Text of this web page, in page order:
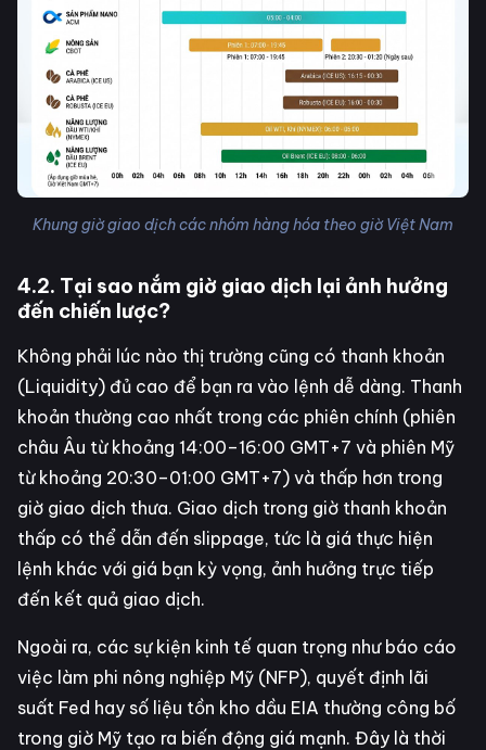
Khung giờ giao dịch các nhóm hàng hóa theo giờ Việt Nam
4.2. Tại sao nắm giờ giao dịch lại ảnh hưởng
đến chiến lược?
Không phải lúc nào thị trường cũng có thanh khoản
(Liquidity) đủ cao để bạn ra vào lệnh dễ dàng. Thanh
khoản thường cao nhất trong các phiên chính (phiên
châu Âu từ khoảng 14:00–16:00 GMT+7 và phiên Mỹ
từ khoảng 20:30–01:00 GMT+7) và thấp hơn trong
giờ giao dịch thưa. Giao dịch trong giờ thanh khoản
thấp có thể dẫn đến slippage, tức là giá thực hiện
lệnh khác với giá bạn kỳ vọng, ảnh hưởng trực tiếp
đến kết quả giao dịch.
Ngoài ra, các sự kiện kinh tế quan trọng như báo cáo
việc làm phi nông nghiệp Mỹ (NFP), quyết định lãi
suất Fed hay số liệu tồn kho dầu EIA thường công bố
trong giờ Mỹ tạo ra biến động giá mạnh. Đây là thời